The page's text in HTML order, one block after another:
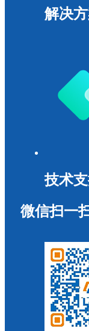
解决
技术
微信扫一